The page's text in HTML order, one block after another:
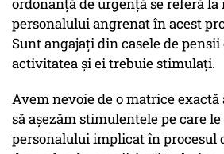
ordonanță de urgență se referă
personalului angrenat în acest
Sunt angajați din casele de
activitatea și ei trebuie stimulați.
Avem nevoie de o matrice
să așezăm stimulentele pe care
personalului implicat în procesul